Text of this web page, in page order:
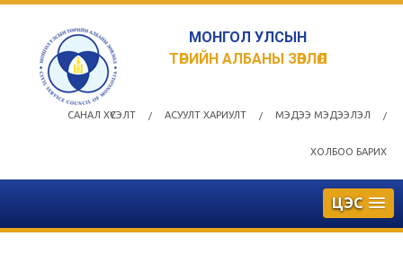
МОНГОЛ УЛСЫН
ТӨРИЙН АЛБАНЫ ЗӨВЛӨЛ
САНАЛ ХҮСЭЛТ / АСУУЛТ ХАРИУЛТ / МЭДЭЭ МЭДЭЭЛЭЛ /
ХОЛБОО БАРИХ
ЦЭС